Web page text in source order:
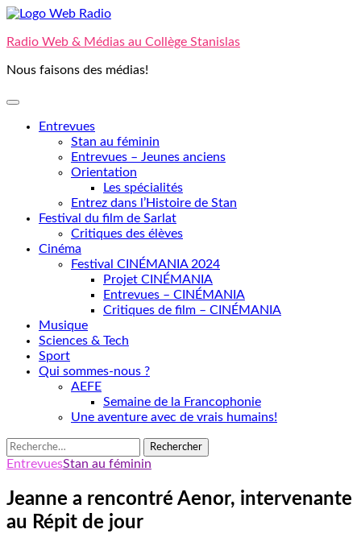
Skip
content
Radio Web & Médias au Collège Stanislas
Nous faisons des médias!
Entrevues
Stan au féminin
Entrevues – Jeunes anciens
Orientation
Les spécialités
Entrez dans l’Histoire de Stan
Festival du film de Sarlat
Critiques des élèves
Cinéma
Festival CINÉMANIA 2024
Projet CINÉMANIA
Entrevues – CINÉMANIA
Critiques de film – CINÉMANIA
Musique
Sciences & Tech
Sport
Qui sommes-nous ?
AEFE
Semaine de la Francophonie
Une aventure avec de vrais humains!
Rechercher :
EntrevuesStan au féminin
Jeanne a rencontré Aenor, intervenante
au Répit de jour